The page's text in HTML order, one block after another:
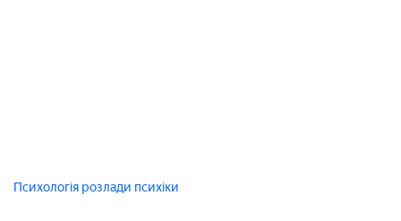
Психологія розлади психіки